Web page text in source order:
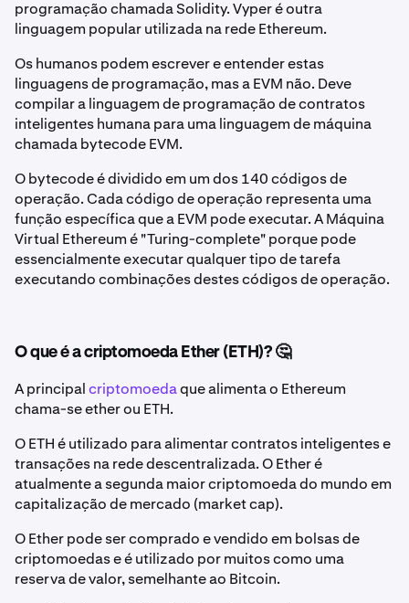
programação chamada Solidity. Vyper é outra
linguagem popular utilizada na rede Ethereum.
Os humanos podem escrever e entender estas
linguagens de programação, mas a EVM não. Deve
compilar a linguagem de programação de contratos
inteligentes humana para uma linguagem de máquina
chamada bytecode EVM.
O bytecode é dividido em um dos 140 códigos de
operação. Cada código de operação representa uma
função específica que a EVM pode executar. A Máquina
Virtual Ethereum é "Turing-complete" porque pode
essencialmente executar qualquer tipo de tarefa
executando combinações destes códigos de operação.
O que é a criptomoeda Ether (ETH)? 🤔
A principalcriptomoedaque alimenta o Ethereum
chama-se ether ou ETH.
O ETH é utilizado para alimentar contratos inteligentes e
transações na rede descentralizada. O Ether é
atualmente a segunda maior criptomoeda do mundo em
capitalização de mercado (market cap).
O Ether pode ser comprado e vendido em bolsas de
criptomoedas e é utilizado por muitos como uma
reserva de valor, semelhante ao Bitcoin.